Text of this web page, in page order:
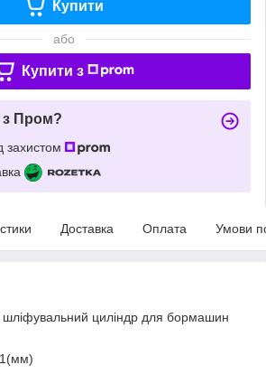
Купити
або
Купити з
з Пром?
захистом
Доставка Оплата Умови
шліфувальний циліндр для бормашин